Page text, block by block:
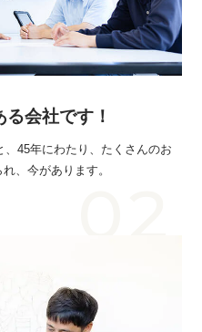
会社です！
45年にわたり、たくさんのお
、今があります。